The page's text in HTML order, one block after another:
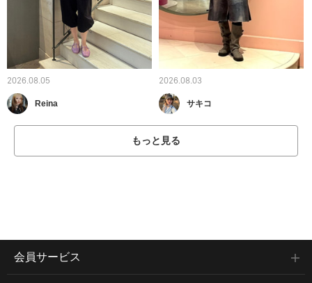
2026.08.05
Reina
2026.08.03
サキコ
もっと見る
会員サービス